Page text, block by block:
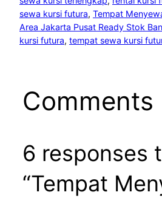
sewa kursi futura, Tempat
Area Jakarta Pusat Ready Stok
kursi futura, tempat sewa kursi
Comments
6 responses
“Tempat